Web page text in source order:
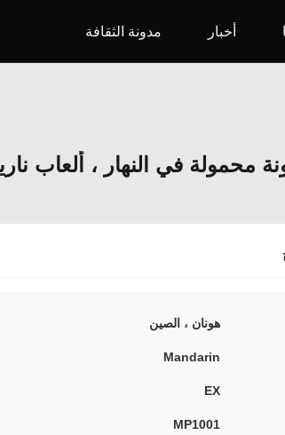
أخبار مدونة الثقافة
محمولة في النهار ، ألعاب
هونان ، الصين
Mandarin
EX
MP1001